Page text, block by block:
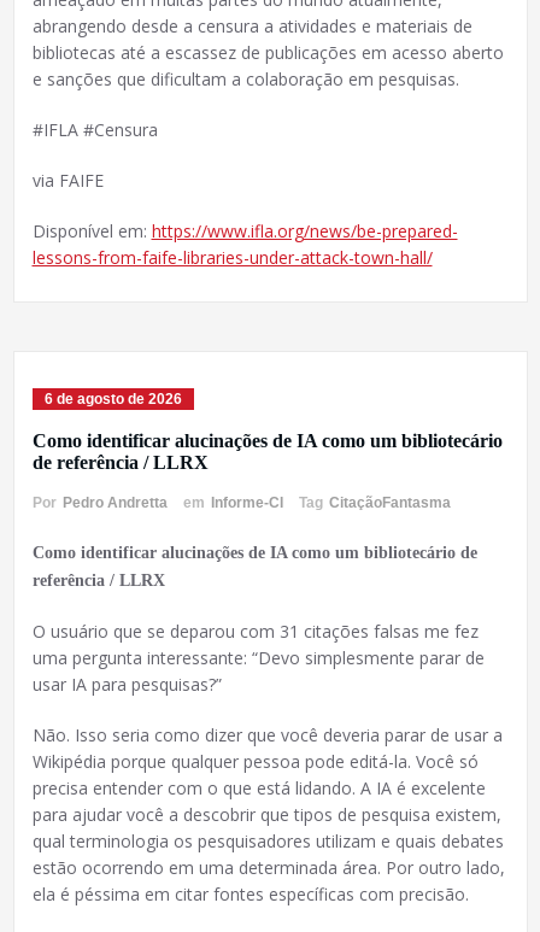
abrangendo desde a censura a atividades e materiais de
bibliotecas até a escassez de publicações em acesso aberto
e sanções que dificultam a colaboração em pesquisas.
#IFLA #Censura
via FAIFE
Disponível em: https://www.ifla.org/news/be-prepared-
lessons-from-faife-libraries-under-attack-town-hall/
6 de agosto de 2026
Como identificar alucinações de IA como um bibliotecário
de referência / LLRX
Por Pedro Andretta em Informe-CI Tag CitaçãoFantasma
Como identificar alucinações de IA como um bibliotecário de
referência / LLRX
O usuário que se deparou com 31 citações falsas me fez
uma pergunta interessante: “Devo simplesmente parar de
usar IA para pesquisas?”
Não. Isso seria como dizer que você deveria parar de usar a
Wikipédia porque qualquer pessoa pode editá-la. Você só
precisa entender com o que está lidando. A IA é excelente
para ajudar você a descobrir que tipos de pesquisa existem,
qual terminologia os pesquisadores utilizam e quais debates
estão ocorrendo em uma determinada área. Por outro lado,
ela é péssima em citar fontes específicas com precisão.